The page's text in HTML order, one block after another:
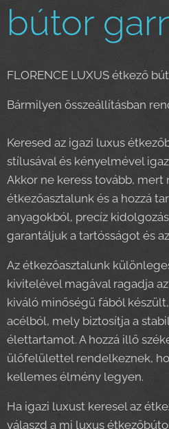
bútor
FLORENCE LUXUS étkező
Bármilyen összeállításban
Keresed az igazi luxus
stílusával és kényelmével
Akkor ne keress tovább,
étkezőasztalunk és a hozzá
anyagokból, precíz
garantáljuk a tartósságot és
Az étkezőasztalunk
kivitelével magával ragadja
kiváló minőségű fából
acélból, mely biztosítja a
élettartamot. A hozzá illő
ülőfelülettel rendelkeznek,
kellemes élmény legyen.
Ha igazi luxust keresel az
válaszd a mi luxus